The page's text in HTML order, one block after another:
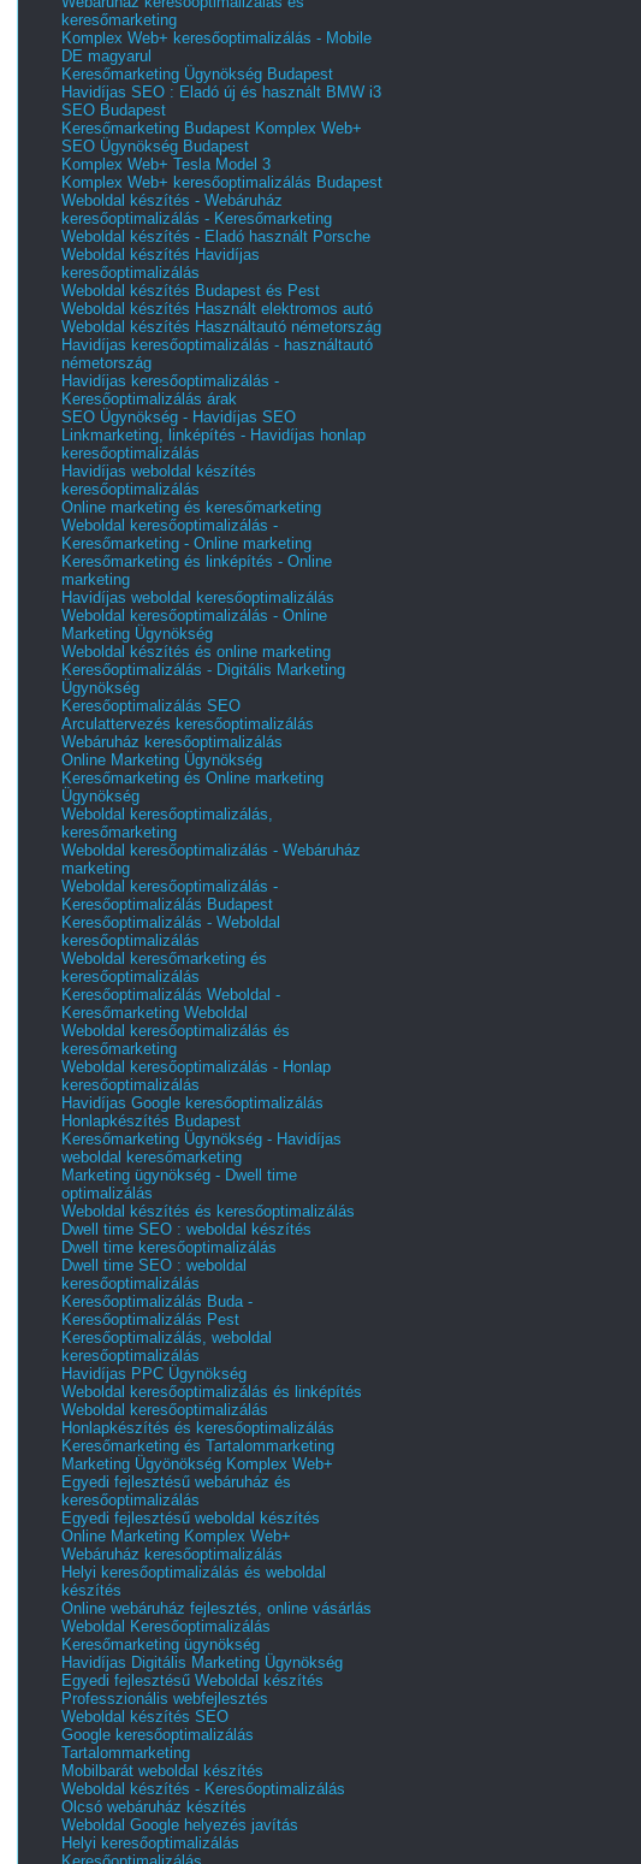
keresőmarketing
Komplex Web+ keresőoptimalizálás - Mobile
DE magyarul
Keresőmarketing Ügynökség Budapest
Havidíjas SEO : Eladó új és használt BMW i3
SEO Budapest
Keresőmarketing Budapest Komplex Web+
SEO Ügynökség Budapest
Komplex Web+ Tesla Model 3
Komplex Web+ keresőoptimalizálás Budapest
Weboldal készítés - Webáruház
keresőoptimalizálás - Keresőmarketing
Weboldal készítés - Eladó használt Porsche
Weboldal készítés Havidíjas
keresőoptimalizálás
Weboldal készítés Budapest és Pest
Weboldal készítés Használt elektromos autó
Weboldal készítés Használtautó németország
Havidíjas keresőoptimalizálás - használtautó
németország
Havidíjas keresőoptimalizálás -
Keresőoptimalizálás árak
SEO Ügynökség - Havidíjas SEO
Linkmarketing, linképítés - Havidíjas honlap
keresőoptimalizálás
Havidíjas weboldal készítés
keresőoptimalizálás
Online marketing és keresőmarketing
Weboldal keresőoptimalizálás -
Keresőmarketing - Online marketing
Keresőmarketing és linképítés - Online
marketing
Havidíjas weboldal keresőoptimalizálás
Weboldal keresőoptimalizálás - Online
Marketing Ügynökség
Weboldal készítés és online marketing
Keresőoptimalizálás - Digitális Marketing
Ügynökség
Keresőoptimalizálás SEO
Arculattervezés keresőoptimalizálás
Webáruház keresőoptimalizálás
Online Marketing Ügynökség
Keresőmarketing és Online marketing
Ügynökség
Weboldal keresőoptimalizálás,
keresőmarketing
Weboldal keresőoptimalizálás - Webáruház
marketing
Weboldal keresőoptimalizálás -
Keresőoptimalizálás Budapest
Keresőoptimalizálás - Weboldal
keresőoptimalizálás
Weboldal keresőmarketing és
keresőoptimalizálás
Keresőoptimalizálás Weboldal -
Keresőmarketing Weboldal
Weboldal keresőoptimalizálás és
keresőmarketing
Weboldal keresőoptimalizálás - Honlap
keresőoptimalizálás
Havidíjas Google keresőoptimalizálás
Honlapkészítés Budapest
Keresőmarketing Ügynökség - Havidíjas
weboldal keresőmarketing
Marketing ügynökség - Dwell time
optimalizálás
Weboldal készítés és keresőoptimalizálás
Dwell time SEO : weboldal készítés
Dwell time keresőoptimalizálás
Dwell time SEO : weboldal
keresőoptimalizálás
Keresőoptimalizálás Buda -
Keresőoptimalizálás Pest
Keresőoptimalizálás, weboldal
keresőoptimalizálás
Havidíjas PPC Ügynökség
Weboldal keresőoptimalizálás és linképítés
Weboldal keresőoptimalizálás
Honlapkészítés és keresőoptimalizálás
Keresőmarketing és Tartalommarketing
Marketing Ügyönökség Komplex Web+
Egyedi fejlesztésű webáruház és
keresőoptimalizálás
Egyedi fejlesztésű weboldal készítés
Online Marketing Komplex Web+
Webáruház keresőoptimalizálás
Helyi keresőoptimalizálás és weboldal
készítés
Online webáruház fejlesztés, online vásárlás
Weboldal Keresőoptimalizálás
Keresőmarketing ügynökség
Havidíjas Digitális Marketing Ügynökség
Egyedi fejlesztésű Weboldal készítés
Professzionális webfejlesztés
Weboldal készítés SEO
Google keresőoptimalizálás
Tartalommarketing
Mobilbarát weboldal készítés
Weboldal készítés - Keresőoptimalizálás
Olcsó webáruház készítés
Weboldal Google helyezés javítás
Helyi keresőoptimalizálás
Keresőoptimalizálás